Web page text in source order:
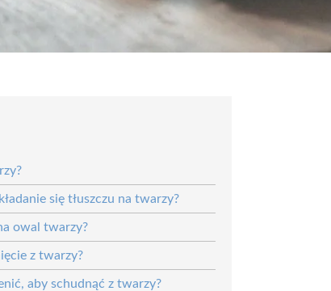
się tłuszczu na twarzy?
owal twarzy?
z twarzy?
aby schudnąć z twarzy?